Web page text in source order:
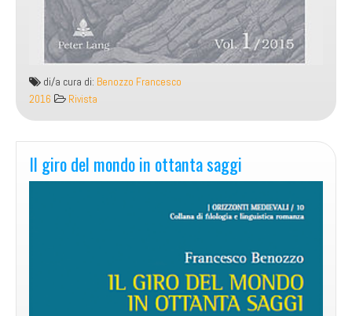
di/a cura di: Benozzo Francesco
2016
Rivista
Il giro del mondo in ottanta saggi